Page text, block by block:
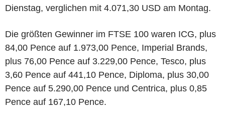
Dienstag, verglichen mit 4.071,30 USD am Montag.
Die größten Gewinner im FTSE 100 waren ICG, plus
84,00 Pence auf 1.973,00 Pence, Imperial Brands,
plus 76,00 Pence auf 3.229,00 Pence, Tesco, plus
3,60 Pence auf 441,10 Pence, Diploma, plus 30,00
Pence auf 5.290,00 Pence und Centrica, plus 0,85
Pence auf 167,10 Pence.